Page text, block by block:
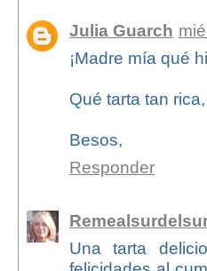
Julia Guarch
¡Madre mía qué
Qué tarta tan
Besos,
Responder
Una tarta